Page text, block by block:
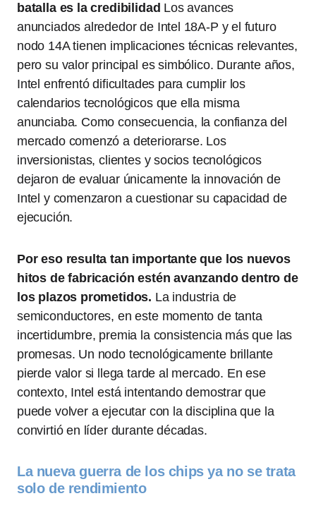
batalla es la credibilidad Los avances
anunciados alrededor de Intel 18A-P y el futuro
nodo 14A tienen implicaciones técnicas relevantes,
pero su valor principal es simbólico. Durante años,
Intel enfrentó dificultades para cumplir los
calendarios tecnológicos que ella misma
anunciaba. Como consecuencia, la confianza del
mercado comenzó a deteriorarse. Los
inversionistas, clientes y socios tecnológicos
dejaron de evaluar únicamente la innovación de
Intel y comenzaron a cuestionar su capacidad de
ejecución.
Por eso resulta tan importante que los nuevos
hitos de fabricación estén avanzando dentro de
los plazos prometidos. La industria de
semiconductores, en este momento de tanta
incertidumbre, premia la consistencia más que las
promesas. Un nodo tecnológicamente brillante
pierde valor si llega tarde al mercado. En ese
contexto, Intel está intentando demostrar que
puede volver a ejecutar con la disciplina que la
convirtió en líder durante décadas.
La nueva guerra de los chips ya no se trata
solo de rendimiento